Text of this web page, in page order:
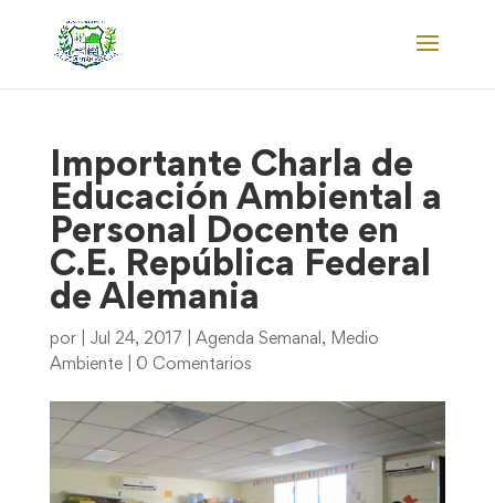
Importante Charla de
Educación Ambiental a
Personal Docente en
C.E. República Federal
de Alemania
por Jul 24, 2017 Agenda Semanal , Medio
Ambiente| 0 Comentarios